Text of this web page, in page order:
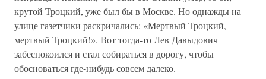
крутой Троцкий, уже был бы в Москве. Но однажды на
улице газетчики раскричались: «Мертвый Троцкий,
мертвый Троцкий!». Вот тогда-то Лев Давыдович
забеспокоился и стал собираться в дорогу, чтобы
обосноваться где-нибудь совсем далеко.